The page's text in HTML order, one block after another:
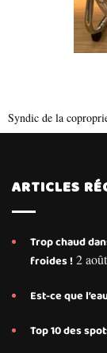
Syndic de la
ARTICLES
Trop chaud
froides ! 2
Est-ce que
Top 10 des